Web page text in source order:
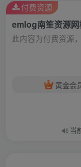
emlog南笙资源
此内容为付费资源
黄金会
当
付费资源